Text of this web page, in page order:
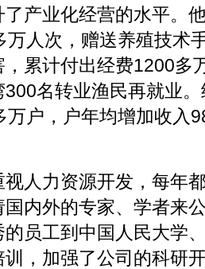
产业化经营的水平。
万人次，赠送养殖技术
累计付出经费1200多
名转业渔民再就业
万户，户年均增加收入
力资源开发，每年
内外的专家、学者来
员工到中国人民大学
，加强了公司的科研